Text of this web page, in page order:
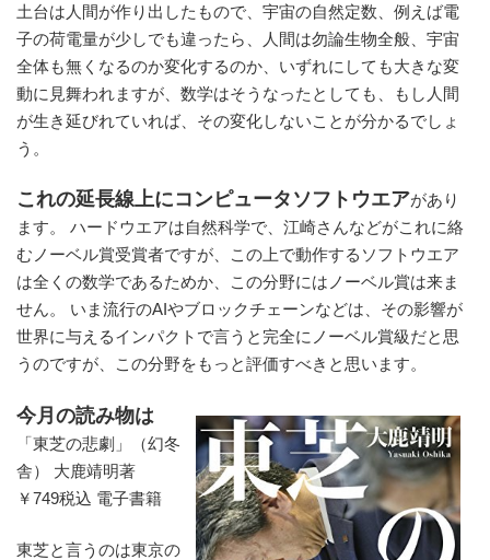
土台は人間が作り出したもので、宇宙の自然定数、例えば電
子の荷電量が少しでも違ったら、人間は勿論生物全般、宇宙
全体も無くなるのか変化するのか、いずれにしても大きな変
動に見舞われますが、数学はそうなったとしても、もし人間
が生き延びれていれば、その変化しないことが分かるでしょ
う。
これの延長線上にコンピュータソフトウエアがあり
ます。 ハードウエアは自然科学で、江崎さんなどがこれに絡
むノーベル賞受賞者ですが、この上で動作するソフトウエア
は全くの数学であるためか、この分野にはノーベル賞は来ま
せん。 いま流行のAIやブロックチェーンなどは、その影響が
世界に与えるインパクトで言うと完全にノーベル賞級だと思
うのですが、この分野をもっと評価すべきと思います。
今月の読み物は
「東芝の悲劇」（幻冬
舎） 大鹿靖明著
￥749税込 電子書籍
東芝と言うのは東京の